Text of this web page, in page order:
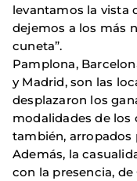
levantamos la vista
dejemos a los más
cuneta”.
Pamplona,
y Madrid, son las
desplazaron los
modalidades de los
también,
Además, la
con la presencia,